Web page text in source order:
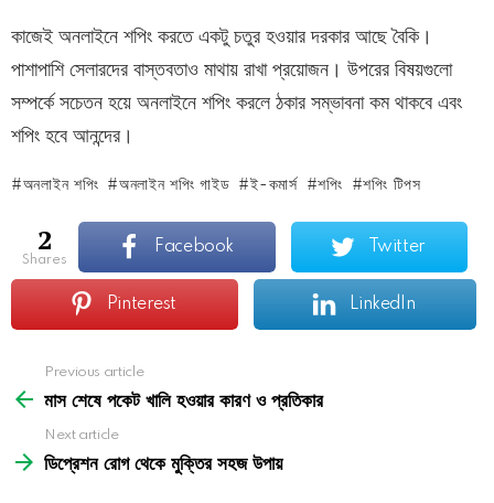
কাজেই অনলাইনে শপিং করতে একটু চতুর হওয়ার দরকার আছে বৈকি।
পাশাপাশি সেলারদের বাস্তবতাও মাথায় রাখা প্রয়োজন। উপরের বিষয়গুলো
সম্পর্কে সচেতন হয়ে অনলাইনে শপিং করলে ঠকার সম্ভাবনা কম থাকবে এবং
শপিং হবে আনন্দের।
অনলাইন শপিং অনলাইন শপিং গাইড ই-কমার্স শপিং শপিং টিপস
2
shares
Facebook Twitter
Pinterest LinkedIn
more
Previous article
মাস শেষে পকেট খালি হওয়ার কারণ ও প্রতিকার
Next article
ডিপ্রেশন রোগ থেকে মুক্তির সহজ উপায়